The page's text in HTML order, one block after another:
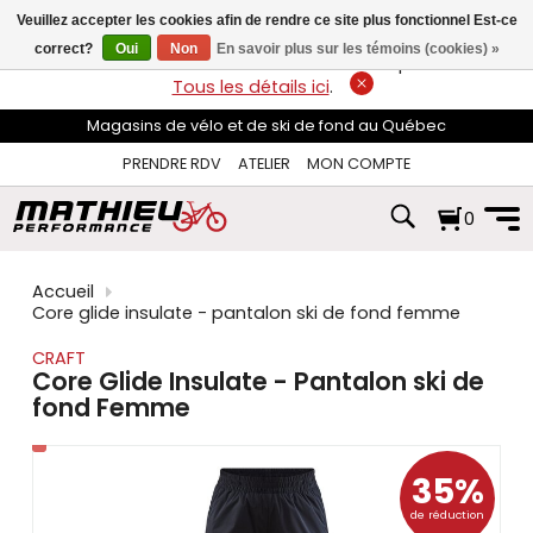
flèches
haut
et
pour
sélectionner
disponible.
Appuyez
pour
accéder
au
résultat
de
recherche
sélectionné.
LIVRAISON GRATUITEsur les commandes de plus de 74$*.
Tous les détails ici.
Magasins de vélo et de ski de fond au Québec
PRENDRE RDV
ATELIER MON COMPTE
0
Accueil
Core glide insulate - pantalon ski de fond femme
CRAFT
Core Glide Insulate - Pantalon ski de
fond Femme
35%
de réduction
Veuillez accepter les cookies afin de rendre ce site plus fonctionnel Est-ce
correct?
Oui Non En savoir plus sur les témoins (cookies) »